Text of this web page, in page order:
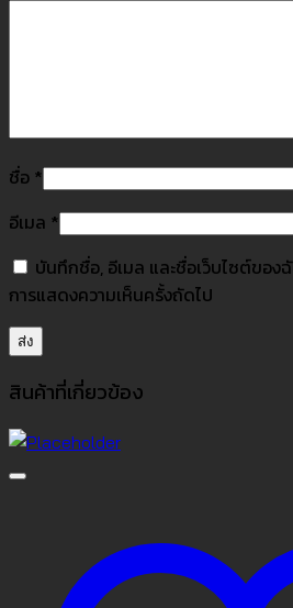
ชื่อ *
อีเมล *
บันทึกชื่อ, อีเมล และชื่อเว็บไซต์ของ
การแสดงความเห็นครั้งถัดไป
สินค้าที่เกี่ยวข้อง